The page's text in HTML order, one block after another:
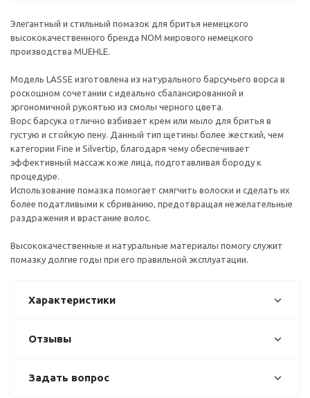
Элегантный и стильный помазок для бритья немецкого
высококачественного бренда NOM мирового немецкого
производства MUEHLE.
Модель LASSE изготовлена из натурального барсучьего ворса в
роскошном сочетании с идеально сбалансированной и
эргономичной рукоятью из смолы черного цвета.
Ворс барсука отлично взбивает крем или мыло для бритья в
густую и стойкую пену. Данный тип щетины более жесткий, чем
категории Fine и Silvertip, благодаря чему обеспечивает
эффективный массаж коже лица, подготавливая бороду к
процедуре.
Использование помазка помогает смягчить волоски и сделать их
более податливыми к сбриванию, предотвращая нежелательные
раздражения и врастание волос.
Высококачественные и натуральные материалы помогу служит
помазку долгие годы при его правильной эксплуатации.
Характеристики
Отзывы
Задать вопрос